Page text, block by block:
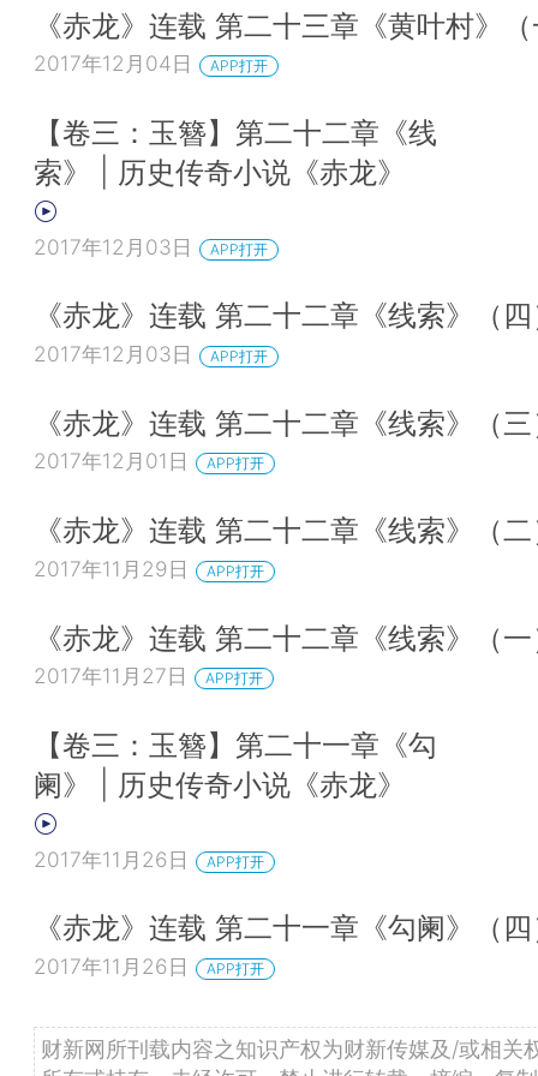
《赤龙》连载 第二十三章《黄叶村》（
2017年12月04日 APP打开
【卷三：玉簪】第二十二章《线
索》 | 历史传奇小说《赤龙》
2017年12月03日 APP打开
《赤龙》连载 第二十二章《线索》（四
2017年12月03日 APP打开
《赤龙》连载 第二十二章《线索》（三
2017年12月01日 APP打开
《赤龙》连载 第二十二章《线索》（二
2017年11月29日 APP打开
《赤龙》连载 第二十二章《线索》（一
2017年11月27日 APP打开
【卷三：玉簪】第二十一章《勾
阑》 | 历史传奇小说《赤龙》
2017年11月26日 APP打开
《赤龙》连载 第二十一章《勾阑》（四
2017年11月26日 APP打开
财新网所刊载内容之知识产权为财新传媒及/或相关